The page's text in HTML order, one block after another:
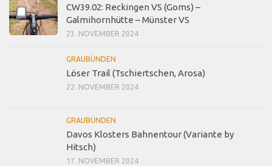
CW39.02: Reckingen VS (Goms) –
Galmihornhütte – Münster VS
23. NOVEMBER 2024
GRAUBÜNDEN
Löser Trail (Tschiertschen, Arosa)
22. NOVEMBER 2024
GRAUBÜNDEN
Davos Klosters Bahnentour (Variante by
Hitsch)
17. NOVEMBER 2024